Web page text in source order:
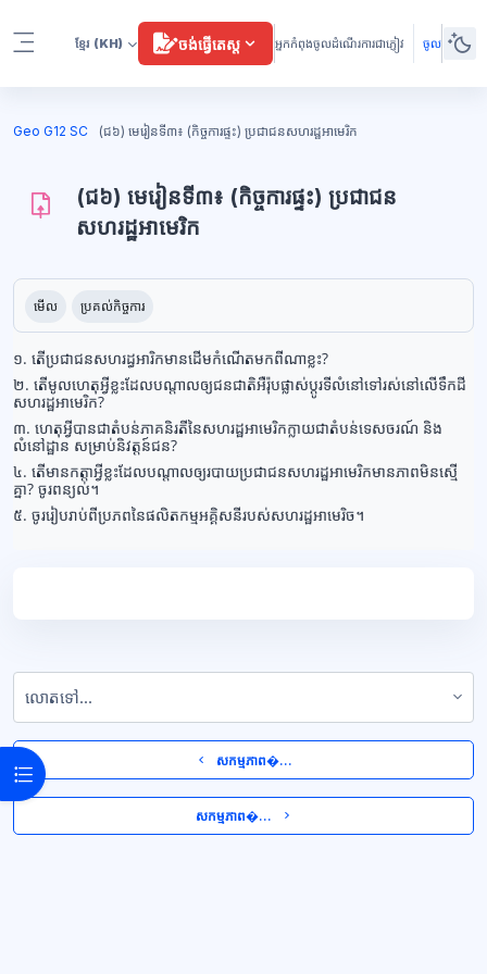
ខ្មែរ (KH) ចង់ធ្វើតេស្ត អ្នកកំពុងចូលដំណើរការជាភ្ញៀវ ចូល
Open course index
Geo G12 SC (ជ៦) មេរៀនទី៣៖ (កិច្ចការផ្ទះ) ប្រជាជនសហរដ្ឋអាមេរិក
(ជ៦) មេរៀនទី៣៖ (កិច្ចការផ្ទះ) ប្រជាជន
សហរដ្ឋអាមេរិក
ប្លុក
តម្រូវការសម្រាប់ការបញ្ចប់
មើល ប្រគល់កិច្ចការ
១. តើប្រជាជនសហរដ្ធអារិកមានដើមកំណើតមកពីណាខ្លះ?
២. តើមូលហេតុអ្វីខ្លះដែលបណ្តាលឲ្យជនជាតិអឺរ៉ុបផ្លាស់ប្តូរទីលំនៅទៅរស់នៅលើទឹកដី
សហរដ្ឋអាមេរិក?
៣.​ ហេតុអ្វីបានជាតំបន់ភាគនិរតីនៃសហរដ្ឋអាមេរិកក្លាយជាតំបន់ទេសចរណ៍ និង
លំនៅដ្ឋាន សម្រាប់និវត្តន៍ជន?
៤.​ តើមានកត្តាអ្វីខ្លះដែលបណ្តាលឲ្យរបាយប្រជាជនសហរដ្ឋអាមេរិកមានភាពមិនស្មើ
គ្នា? ​ចូរពន្យល់។
៥.​ ចូររៀបរាប់ពីប្រភពនៃផលិតកម្មអគ្គិសនីរបស់សហរដ្ឋអាមេរិច។
  សកម្មភាព�...
សកម្មភាព�...